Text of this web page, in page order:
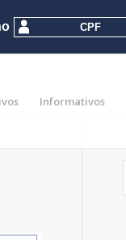
Informativos